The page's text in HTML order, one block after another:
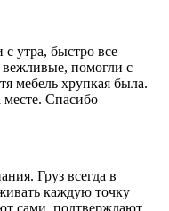
с утра, быстро все
помогли с
мебель хрупкая была.
месте. Спасибо
Груз всегда в
каждую точку